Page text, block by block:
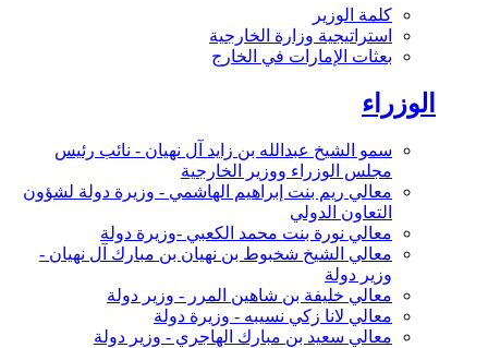
كلمة الوزير
استراتيجية وزارة الخارجية
بعثات الإمارات في الخارج
الوزراء
سمو الشيخ عبدالله بن زايد آل نهيان - نائب رئيس
مجلس الوزراء ووزير الخارجية
معالي ريم بنت إبراهيم الهاشمي - وزيرة دولة لشؤون
التعاون الدولي
معالي نورة بنت محمد الكعبي -وزيرة دولة
معالي الشيخ شخبوط بن نهيان بن مبارك آل نهيان -
وزير دولة
معالي خليفة بن شاهين المرر - وزير دولة
معالي لانا زكي نسيبه - وزيرة دولة
معالي سعيد بن مبارك الهاجري - وزير دولة